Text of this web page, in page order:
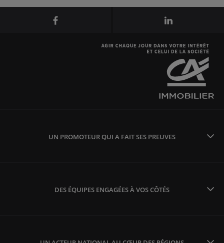
UN PROMOTEUR QUI A FAIT SES PREUVES
DES ÉQUIPES ENGAGÉES À VOS CÔTÉS